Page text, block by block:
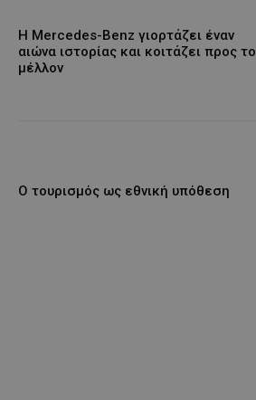
Η Mercedes-Benz γιορτάζει έναν
αιώνα ιστορίας και κοιτάζει προς το
μέλλον
Ο τουρισμός ως εθνική υπόθεση